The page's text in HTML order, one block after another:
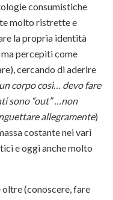
consumistiche
molto ristrette e
la propria identità
percepiti come
cercando di aderire
corpo così… devo fare
sono “out” …non
allegramente)
costante nei vari
e oggi anche molto
oltre (conoscere, fare